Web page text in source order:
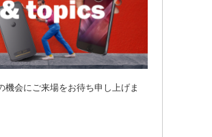
会にご来場をお待ち申し上げま